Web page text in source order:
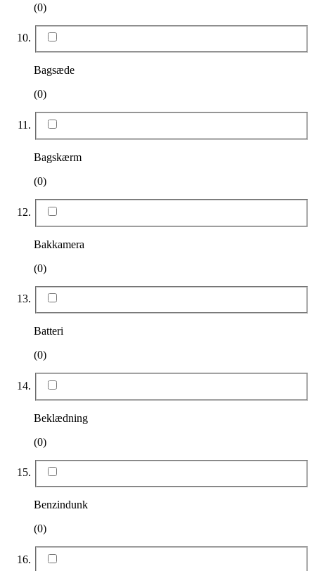
(0)
Bagsæde
(0)
Bagskærm
(0)
Bakkamera
(0)
Batteri
(0)
Beklædning
(0)
Benzindunk
(0)